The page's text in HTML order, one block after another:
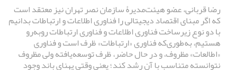
رضا قربانی، عضو هیئت‌مدیرۀ سازمان نصر تهران نیز معتقد است
که اگر مبنای اقتصاد دیجیتالی را فناوری اطلاعات و ارتباطات بدانیم
با دو نوع زیرساخت فناوری اطلاعات و فناوری ارتباطات روبه‌رو
هستیم، به‌طوری‌که فناوری «ارتباطات» ظرف است و فناوری
«اطالعات» مظروف، و در حال حاضر، ظرف توسعه‌یافته ولی مظروف
نتوانسته متناسب با آن رشد کند؛ یعنی وقتی پهنای باند وجود